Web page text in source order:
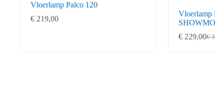
Vloerlamp Palco 120
€ 219,00
Vloerlamp
€
€ 229,00
Huidige